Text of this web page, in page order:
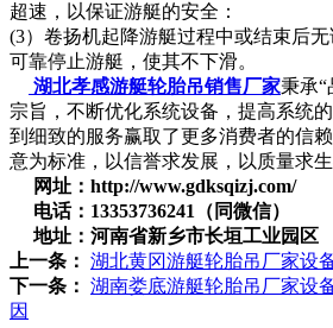
超速，以保证游艇的安全：
(3）卷扬机起降游艇过程中或结束后
可靠停止游艇，使其不下滑。
湖北孝感游艇轮胎吊销售厂家秉承
宗旨，不断优化系统设备，提高系统
到细致的服务赢取了更多消费者的信
意为标准，以信誉求发展，以质量求生
网址：http://www.gdksqizj.com/
电话：13353736241（同微信）
地址：河南省新乡市长垣工业园区
上一条： 湖北黄冈游艇轮胎吊厂家设
下一条： 湖南娄底游艇轮胎吊厂家设
因